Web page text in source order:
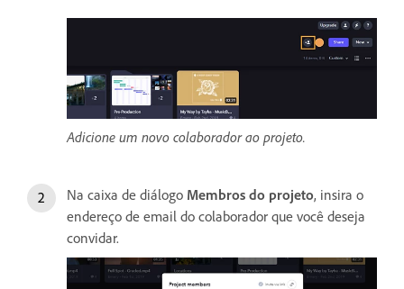
Adicione um novo colaborador ao projeto.
Na caixa de diálogo Membros do projeto, insira o
endereço de email do colaborador que você deseja
convidar.